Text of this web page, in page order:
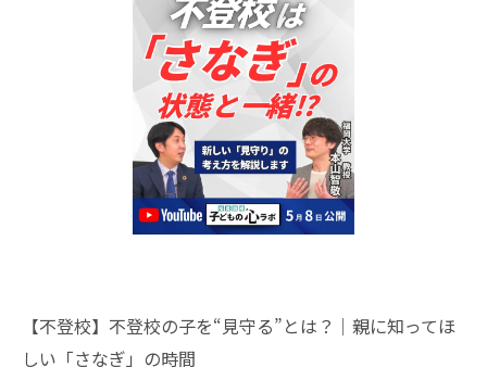
【不登校】不登校の子を“見守る”とは？｜親に知ってほ
しい「さなぎ」の時間